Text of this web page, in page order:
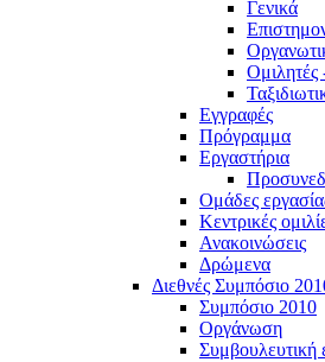
Γενικά
Εγγραφές
Πρόγραμμα
Εργαστήρια
Ομάδες
Κεντρικές
Ανακοινώσεις
Δρώμενα
Διεθνές Συμπόσιο
Συμπόσιο 2010
Οργάνωση
Συμβουλευτική